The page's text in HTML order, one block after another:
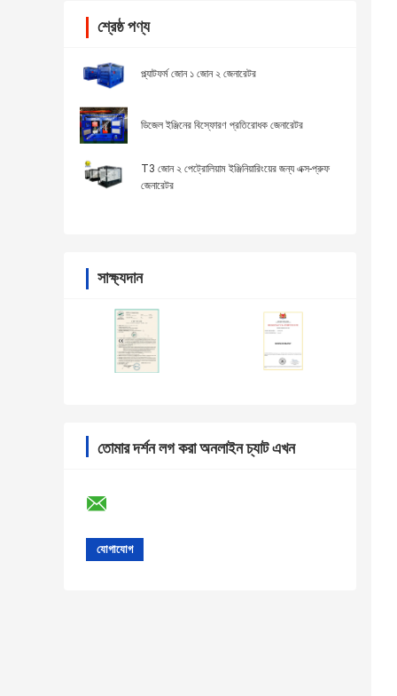
শ্রেষ্ঠ পণ্য
প্ল্যাটফর্ম জোন ১ জোন ২ জেনারেটর
ডিজেল ইঞ্জিনের বিস্ফোরণ প্রতিরোধক জেনারেটর
T3 জোন ২ পেট্রোলিয়াম ইঞ্জিনিয়ারিংয়ের জন্য এক্স-প্রুফ
জেনারেটর
সাক্ষ্যদান
তোমার দর্শন লগ করা অনলাইন চ্যাট এখন